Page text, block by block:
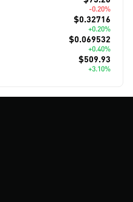
-0.20%
$0.32716
+0.20%
$0.069532
+0.40%
$509.93
+3.10%